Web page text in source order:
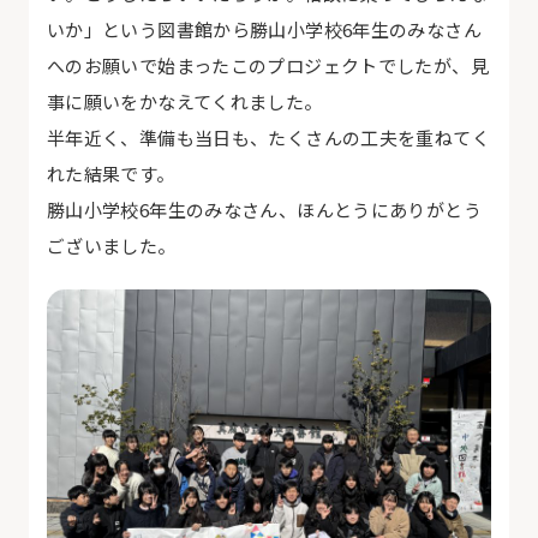
いか」という図書館から勝山小学校6年生のみなさん
へのお願いで始まったこのプロジェクトでしたが、見
事に願いをかなえてくれました。
半年近く、準備も当日も、たくさんの工夫を重ねてく
れた結果です。
勝山小学校6年生のみなさん、ほんとうにありがとう
ございました。